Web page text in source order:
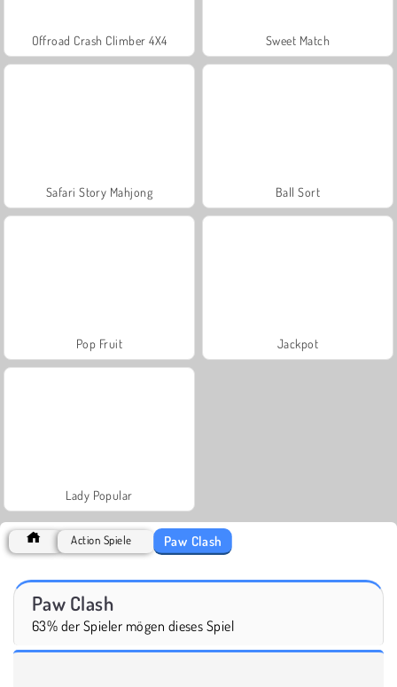
Offroad Crash Climber 4X4 Sweet Match
Safari Story Mahjong Ball Sort
Pop Fruit Jackpot
Lady Popular
Action Spiele Paw Clash
Paw Clash
63% der Spieler mögen dieses Spiel